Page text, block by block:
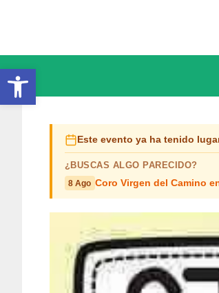
Abrir barra de herramientas
Este evento ya ha tenido
¿BUSCAS ALGO PARECIDO?
8 Ago Coro Virgen del Camino